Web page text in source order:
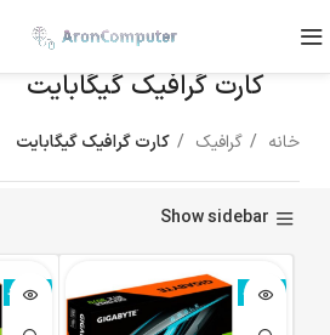
کارت گرافیک گیگابایت
خانه گرافیک کارت گرافیک گیگابایت
Show sidebar
ناموجود ناموجود